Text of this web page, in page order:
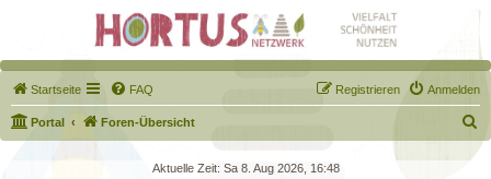
Startseite FAQ Anmelden
Registrieren
Portal Foren-Übersicht
u
Aktuelle Zeit: Sa 8. Aug 2026, 16:48